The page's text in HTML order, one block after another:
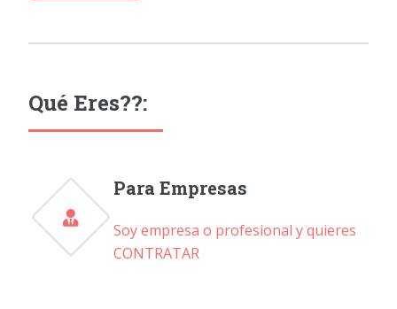
Qué Eres??:
Para Empresas
Soy empresa o profesional y quieres
CONTRATAR